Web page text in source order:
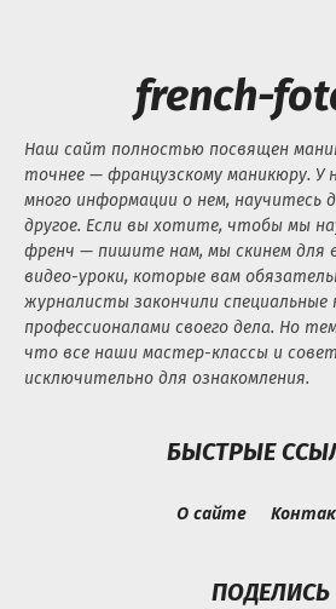
french-
Наш сайт полностью посвящен
точнее — французскому маникюру. У
много информации о нем, научитесь
другое. Если вы хотите, чтобы мы
френч — пишите нам, мы скинем для
видео-уроки, которые вам
журналисты закончили
профессионалами своего дела. Но
что все наши мастер-классы и
исключительно для ознакомления.
БЫСТРЫЕ
О сайте
ПОДЕЛИСЬ